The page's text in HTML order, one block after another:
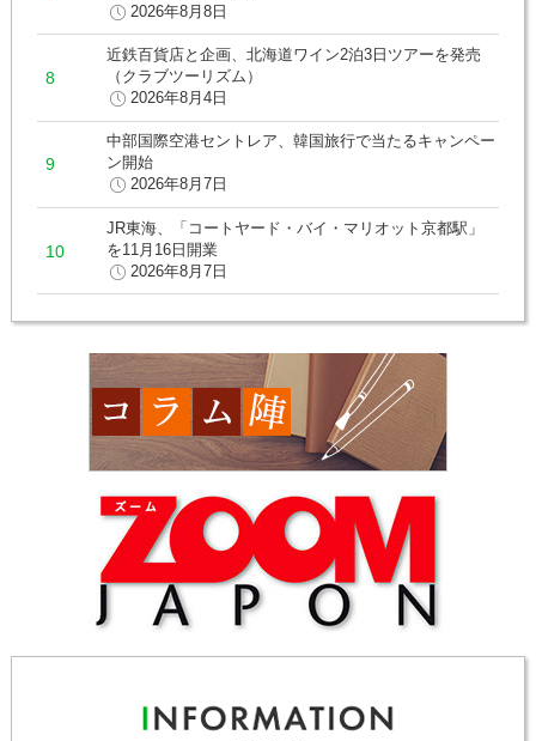
2026年8月8日
近鉄百貨店と企画、北海道ワイン2泊3日ツアーを発売
（クラブツーリズム）
2026年8月4日
中部国際空港セントレア、韓国旅行で当たるキャンペー
ン開始
2026年8月7日
JR東海、「コートヤード・バイ・マリオット京都駅」
を11月16日開業
2026年8月7日